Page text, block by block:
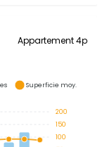
Appartement 4p
200
150
100
Superficie moy.